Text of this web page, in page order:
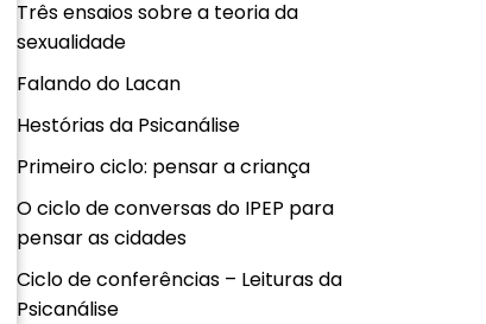
Três ensaios sobre a teoria da
sexualidade
Falando do Lacan
Hestórias da Psicanálise
Primeiro ciclo: pensar a criança
O ciclo de conversas do IPEP para
pensar as cidades
Ciclo de conferências – Leituras da
Psicanálise